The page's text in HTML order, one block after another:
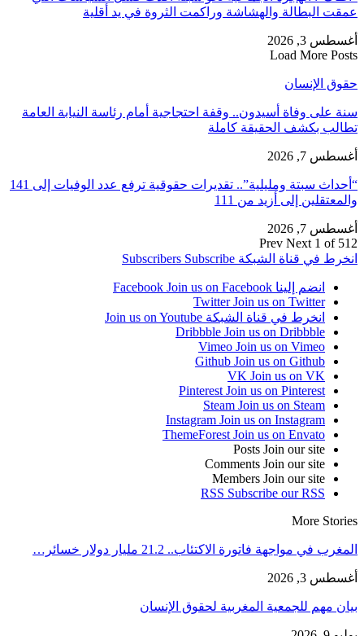
عمقت البطالة والهشاشة وراكمت الثروة في يد أقلية
أغسطس 3, 2026
Load More Posts
حقوق الإنسان
سنة على وفاة أسيدون.. وقفة احتجاجية أمام رئاسة النيابة العامة
تطالب بكشف الحقيقة كاملة
أغسطس 7, 2026
“أحداث سبتة ومليلية”.. تقديرات حقوقية ترفع عدد الوفيات إلى 141
والمعتقلين إلى أزيد من 111
أغسطس 7, 2026
Prev Next 1 of 512
انخرط في قناة الشبكة
Subscribers Subscribe
انضم إلينا Facebook Join us on Facebook
Twitter Join us on Twitter
انخرط في قناة الشبكة Join us on Youtube
Dribbble Join us on Dribbble
Vimeo Join us on Vimeo
Github Join us on Github
VK Join us on VK
Pinterest Join us on Pinterest
Steam Join us on Steam
Instagram Join us on Instagram
ThemeForest Join us on Envato
Posts Join our site
Comments Join our site
Members Join our site
RSS Subscribe our RSS
More Stories
المغرب في مواجهة فاتورة الاكتئاب.. 21.2 مليار دولار خسائر…
أغسطس 3, 2026
بيان مهم للجمعية المغربية لحقوق الإنسان